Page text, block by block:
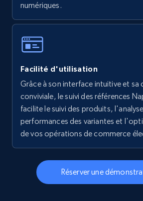
Walmart - products - Collects
URL, Final price, Sku, Currency, Gtin,
more.
5.6K+ 876+
Walmart - products - Discover
using sku numbers
URL, Final price, Sku, Currency,
Specifications, Image urls, Top
numériques.
Facilité d'utilisation
Grâce à son interface intuitive et
conviviale, le suivi des références
facilite le suivi des produits,
performances des variantes et
de vos opérations de commerce
Réserver une